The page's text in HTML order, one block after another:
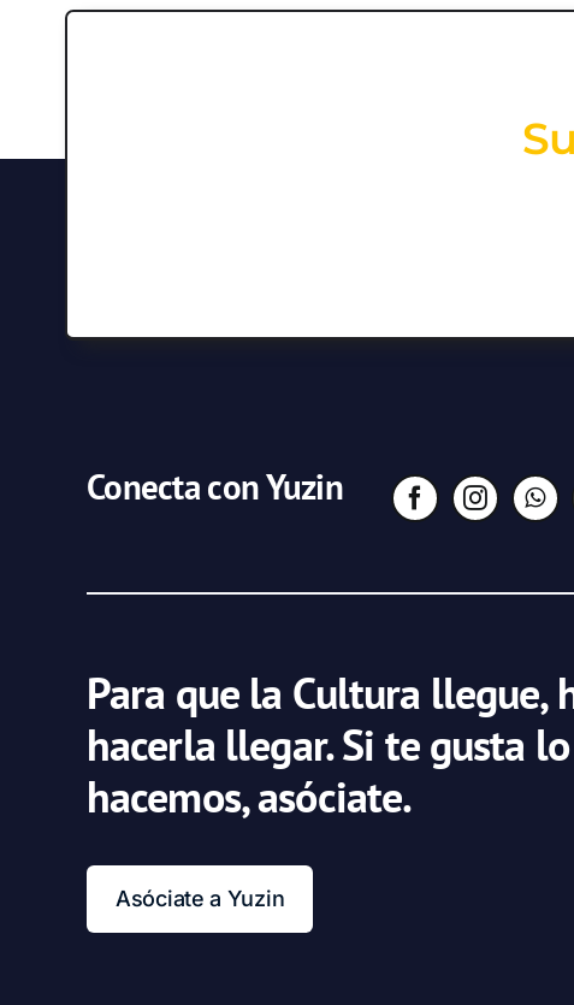
Conecta con Yuzin
Para que la Cultura llegue,
hacerla llegar. Si te gusta
hacemos, asóciate.
Asóciate a Yuzin